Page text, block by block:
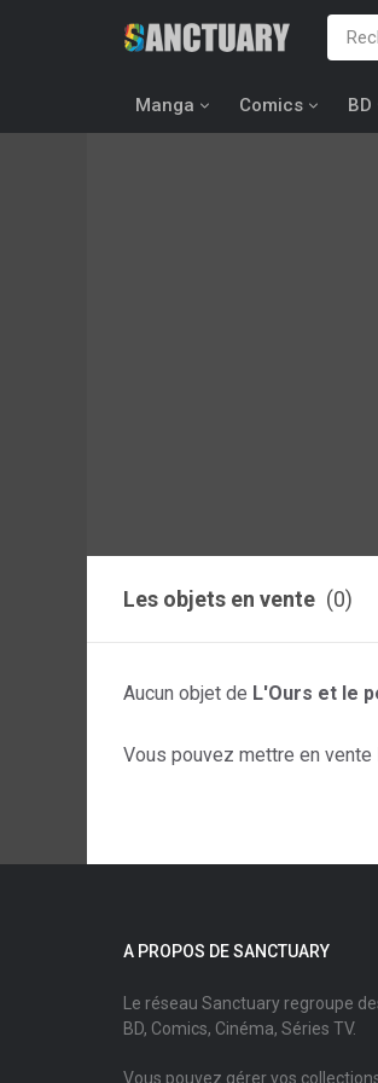
Manga Comics BD
Les objets en vente (0)
Aucun objet de L'Ours et le
Vous pouvez mettre en
A PROPOS DE SANCTUARY
Le réseau Sanctuary regroupe
BD, Comics, Cinéma, Séries TV.
Vous pouvez gérer vos